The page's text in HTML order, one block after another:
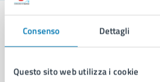
Consenso Dettagli
Questo sito web utilizza i cookie
Comune di Napoli